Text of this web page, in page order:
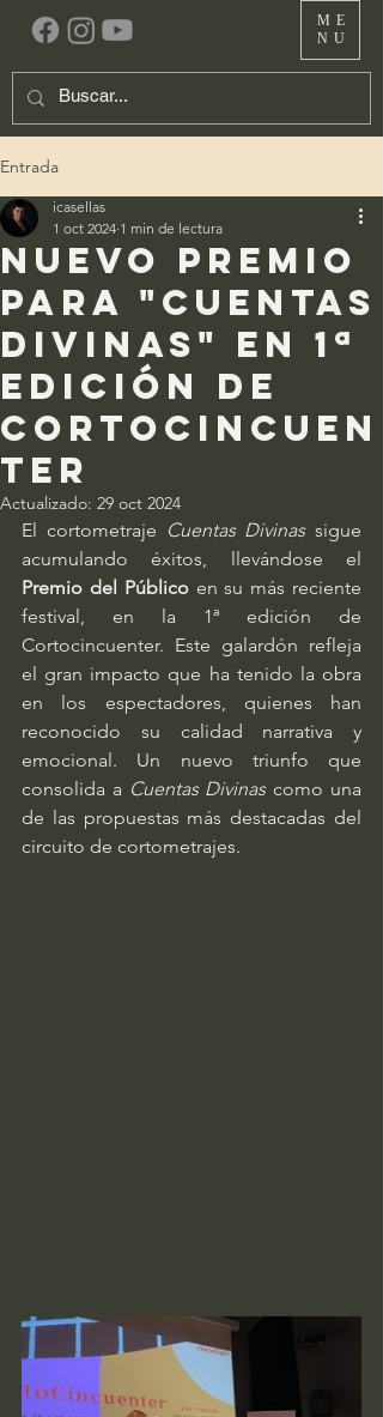
ME
NU
Entrada
Nuevo premio
para "Cuentas
Divinas" en 1ª
edición de
Cortocincuen
ter
icasellas
1 oct 2024 1 min de lectura
Actualizado: 29 oct 2024
El cortometraje Cuentas Divinas sigue
Premio del Público en su más reciente
festival, en la 1ª edición de
Cortocincuenter. Este galardón refleja
el gran impacto que ha tenido la obra
en los espectadores, quienes han
reconocido su calidad narrativa y
emocional. Un nuevo triunfo que
consolida a Cuentas Divinas como una
de las propuestas más destacadas del
circuito de cortometrajes.